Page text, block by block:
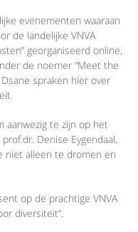
evenementen waaraan
de landelijke VNVA
georganiseerd online,
de noemer “Meet the
spraken hier over
aanwezig te zijn op het
Denise Eygendaal,
niet alleen te dromen en
op de prachtige VNVA
diversiteit”.